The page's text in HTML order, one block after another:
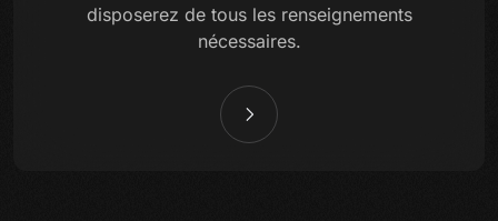
disposerez de tous les renseignements
nécessaires.